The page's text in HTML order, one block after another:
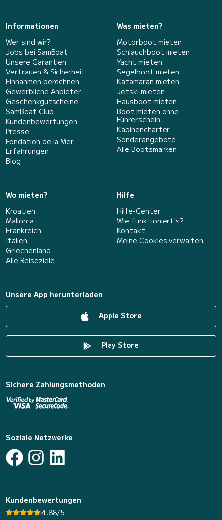
Informationen
Wer sind wir?
Jobs bei SamBoat
Unsere Garantien
Vertrauen & Sicherheit
Einnahmen berechnen
Gewerbliche Anbieter
Geschenkgutscheine
SamBoat Club
Kundenbewertungen
Presse
Fondation de la Mer
Erfahrungen
Blog
Was mieten?
Motorboot mieten
Schlauchboot mieten
Yacht mieten
Segelboot mieten
Katamaran mieten
Jetski mieten
Hausboot mieten
Boot mieten ohne
Führerschein
Kabinencharter
Sonderangebote
Alle Bootsmarken
Wo mieten?
Kroatien
Mallorca
Frankreich
Italien
Griechenland
Alle Reiseziele
Hilfe
Hilfe-Center
Wie funktioniert's?
Kontakt
Meine Cookies verwalten
Unsere App herunterladen
Apple Store
Play Store
Sichere Zahlungsmethoden
Soziale Netzwerke
Kundenbewertungen
4.88/5